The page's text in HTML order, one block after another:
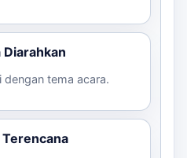
dengan tema acara.